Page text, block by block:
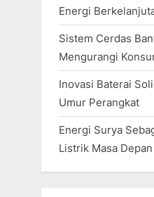
Energi
Sistem Cerdas
Mengurangi
Inovasi Baterai
Umur Perangkat
Energi Surya
Listrik Masa Depan